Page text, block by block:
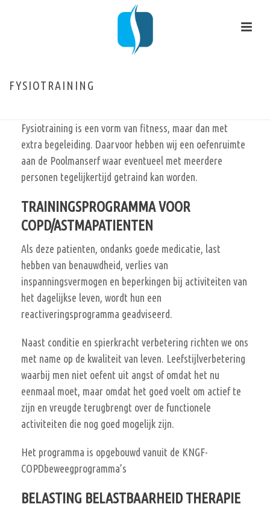
FYSIOTRAINING
Fysiotraining is een vorm van fitness, maar dan met
extra begeleiding. Daarvoor hebben wij een oefenruimte
aan de Poolmanserf waar eventueel met meerdere
personen tegelijkertijd getraind kan worden.
TRAININGSPROGRAMMA VOOR
COPD/ASTMAPATIENTEN
Als deze patienten, ondanks goede medicatie, last
hebben van benauwdheid, verlies van
inspanningsvermogen en beperkingen bij activiteiten van
het dagelijkse leven, wordt hun een
reactiveringsprogramma geadviseerd.
Naast conditie en spierkracht verbetering richten we ons
met name op de kwaliteit van leven. Leefstijlverbetering
waarbij men niet oefent uit angst of omdat het nu
eenmaal moet, maar omdat het goed voelt om actief te
zijn en vreugde terugbrengt over de functionele
activiteiten die nog goed mogelijk zijn.
Het programma is opgebouwd vanuit de KNGF-
COPDbeweegprogramma’s
BELASTING BELASTBAARHEID THERAPIE